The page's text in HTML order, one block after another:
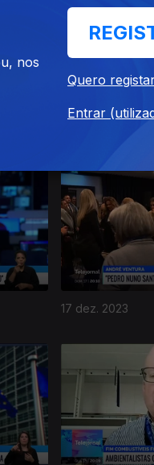
17 dez. 2023
nos
Quero
Entrar